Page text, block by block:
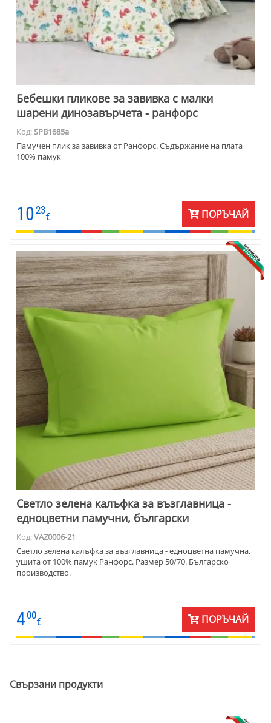
Бебешки пликове за завивка с малки
шарени динозавърчета - ранфорс
Код:SPB1685а
Памучен плик за завивка от Ранфорс. Съдържание на плата
100% памук
1023
€ ПОРЪЧАЙ
Светло зелена калъфка за възглавница -
едноцветни памучни, български
Код:VAZ0006-21
Светло зелена калъфка за възглавница - едноцветна памучна,
ушита от 100% памук Ранфорс. Размер 50/70. Българско
производство.
4 00
€ ПОРЪЧАЙ
Свързани продукти